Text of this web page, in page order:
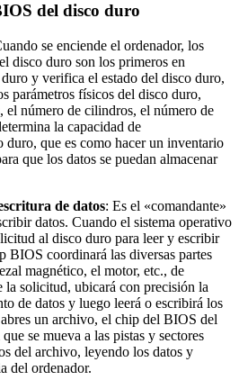
del disco duro
se enciende el ordenador, los
disco duro son los primeros en
y verifica el estado del disco duro,
parámetros físicos del disco duro,
el número de cilindros, el número de
la capacidad de
duro, que es como hacer un inventario
que los datos se puedan almacenar
de datos: Es el «comandante»
datos. Cuando el sistema operativo
al disco duro para leer y escribir
BIOS coordinará las diversas partes
magnético, el motor, etc., de
la solicitud, ubicará con precisión la
de datos y luego leerá o escribirá los
un archivo, el chip del BIOS del
se mueva a las pistas y sectores
del archivo, leyendo los datos y
del ordenador.